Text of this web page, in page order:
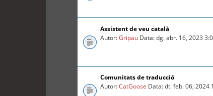
Assistent de veu català
Autor:Gripau Data: dg. abr. 16, 2023
Comunitats de traducció
Autor:CatGoose Data: dt. feb. 06, 2024